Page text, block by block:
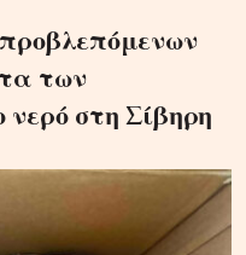
των
στη Σίβηρη